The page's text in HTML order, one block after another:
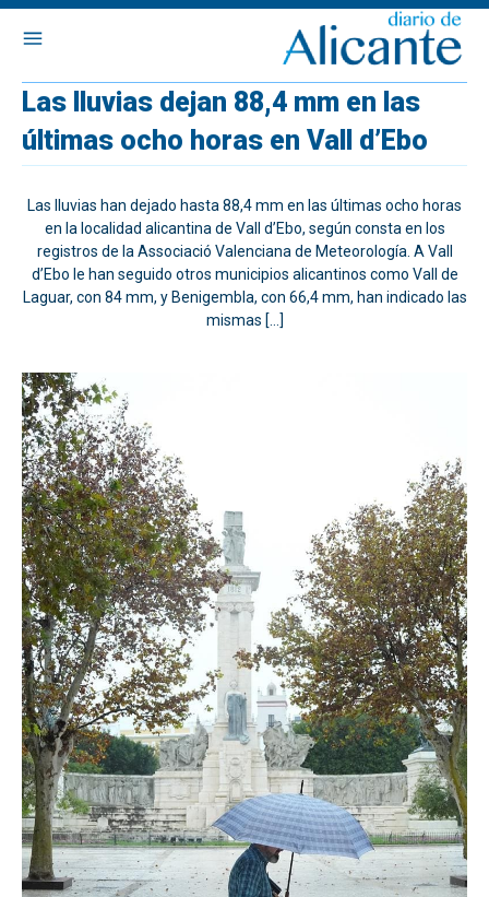
Las lluvias dejan 88,4 mm en las
últimas ocho horas en Vall d’Ebo
Las lluvias han dejado hasta 88,4 mm en las últimas ocho horas
en la localidad alicantina de Vall d’Ebo, según consta en los
registros de la Associació Valenciana de Meteorología. A Vall
d’Ebo le han seguido otros municipios alicantinos como Vall de
Laguar, con 84 mm, y Benigembla, con 66,4 mm, han indicado las
mismas […]